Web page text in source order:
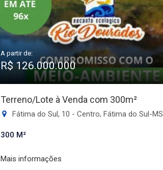
A partir de:
R$ 126.000.000
Terreno/Lote à Venda com 300m²
Fátima do Sul, 10 - Centro, Fátima do Sul-MS
300 M²
Mais informações